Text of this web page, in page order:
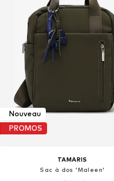
Nouveau
PROMOS
TAMARIS
Sac à dos 'Maleen'